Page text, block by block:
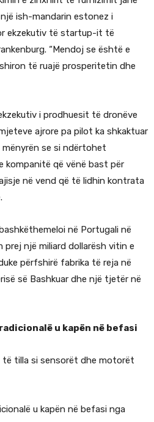
ish-mandarin estonez i
ekzekutiv të startup-it të
“Mendoj se është e
të ruajë prosperitetin dhe
i prodhuesit të dronëve
ajrore pa pilot ka shkaktuar
se si ndërtohet
kompanitë që vënë bast për
në vend që të lidhin kontrata
në Portugali në
prej një miliard dollarësh vitin e
përfshirë fabrika të reja në
së Bashkuar dhe një tjetër në
u kapën në befasi
të tilla si sensorët dhe motorët
u kapën në befasi nga